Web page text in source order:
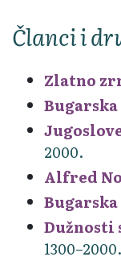
Članci i
Zlatno
2000.
Alfred
Dužnosti
1300–2000.